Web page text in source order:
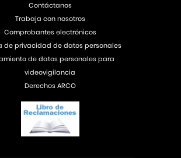
Contáctanos
Trabaja con nosotros
Comprobantes electrónicos
de privacidad de datos personales
de datos personales para
videovigilancia
Derechos ARCO